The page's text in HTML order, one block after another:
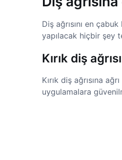
Diş ağrısını en
yapılacak hiçbir şey
Kırık diş
Kırık diş ağrısına
uygulamalara